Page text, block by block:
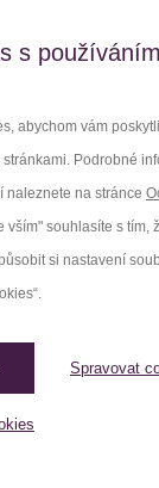
s
abychom vám
Podrobné
naleznete na stránce
vším" souhlasíte s tím,
si nastavení
Spravovat
Spravovat cookies